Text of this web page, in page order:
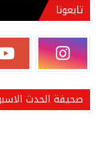
تابعونا
صحيفة الحدث